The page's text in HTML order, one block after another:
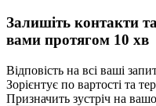
Залишіть контакти
вами протягом 10 хв
Відповість на всі ваші
Зорієнтує по вартості та
Призначить зустріч на